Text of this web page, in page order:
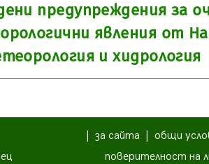
предупреждения за
явления от
и хидрология
за сайта
общи
поверителност на